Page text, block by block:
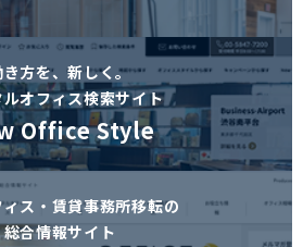
き方を、新しく。
オフィス検索サイト
Office Style
ス・賃貸事務所移転の
総合情報サイト